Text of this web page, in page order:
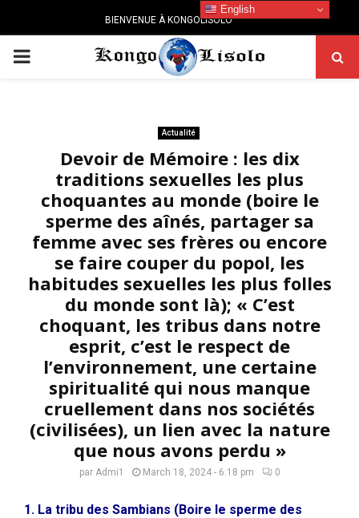
BIENVENUE À KONGOLISOLO
PRIMARY
Actualité
Devoir de Mémoire : les dix
traditions sexuelles les plus
choquantes au monde (boire le
sperme des aînés, partager sa
femme avec ses frères ou encore
se faire couper du popol, les
habitudes sexuelles les plus folles
du monde sont là); « C’est
choquant, les tribus dans notre
esprit, c’est le respect de
l’environnement, une certaine
spiritualité qui nous manque
cruellement dans nos sociétés
(civilisées), un lien avec la nature
que nous avons perdu »
par Admi1 March 18, 2024 - 6:18 pm 0
1. La tribu des Sambians (Boire le sperme des
English